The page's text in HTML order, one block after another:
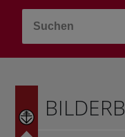
LEBEN & GLAUBE
KOCHEN &
KINDER- &